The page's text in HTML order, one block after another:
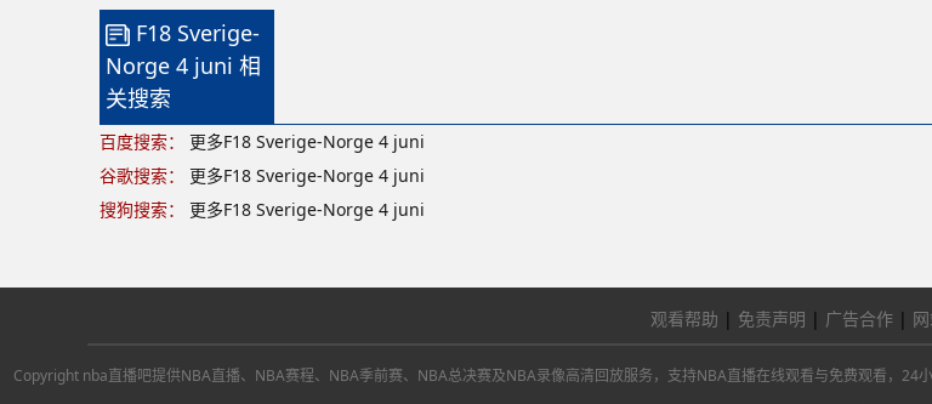
F18 Sverige-
Norge 4 juni 相
关搜索
百度搜索：
更多F18 Sverige-Norge 4 juni
谷歌搜索：
更多F18 Sverige-Norge 4 juni
搜狗搜索：
更多F18 Sverige-Norge 4 juni
观看帮助 | 免责声明 | 广告合作 |
Copyright nba直播吧提供NBA直播、NBA赛程、NBA季前赛、NBA总决赛及NBA录像高清回放服务，支持NBA直播在线观看与免费观看，24